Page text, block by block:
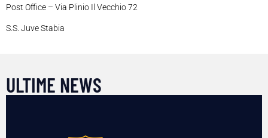
Post Office – Via Plinio Il Vecchio 72
S.S. Juve Stabia
ULTIME NEWS